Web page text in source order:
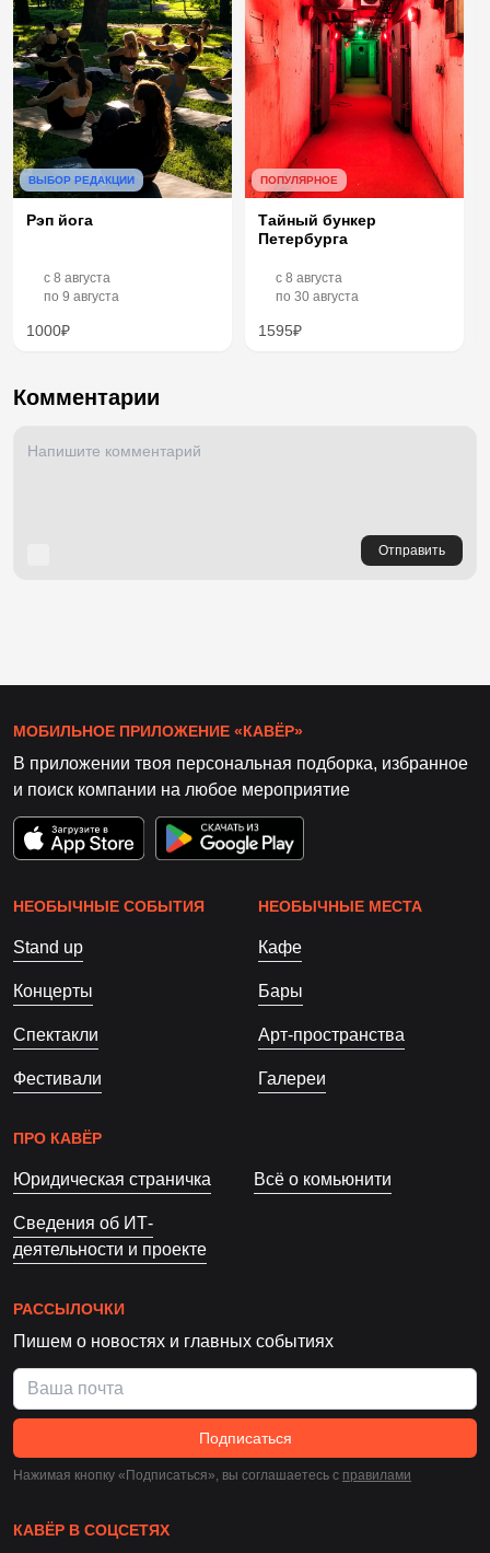
ВЫБОР РЕДАКЦИИ
Рэп йога
c 8 августа
по 9 августа
1000₽
ПОПУЛЯРНОЕ
Тайный бункер
Петербурга
c 8 августа
по 30 августа
1595₽
Комментарии
Отправить
МОБИЛЬНОЕ ПРИЛОЖЕНИЕ «КАВЁР»
В приложении твоя персональная подборка, избранное
и поиск компании на любое мероприятие
НЕОБЫЧНЫЕ СОБЫТИЯ
Stand up
Концерты
Спектакли
Фестивали
НЕОБЫЧНЫЕ МЕСТА
Кафе
Бары
Арт-пространства
Галереи
ПРО КАВЁР
Юридическая страничка Всё о комьюнити
Сведения об ИТ-
деятельности и проекте
РАССЫЛОЧКИ
Пишем о новостях и главных событиях
Подписаться
Нажимая кнопку «Подписаться», вы соглашаетесь c правилами
КАВЁР В СОЦСЕТЯХ